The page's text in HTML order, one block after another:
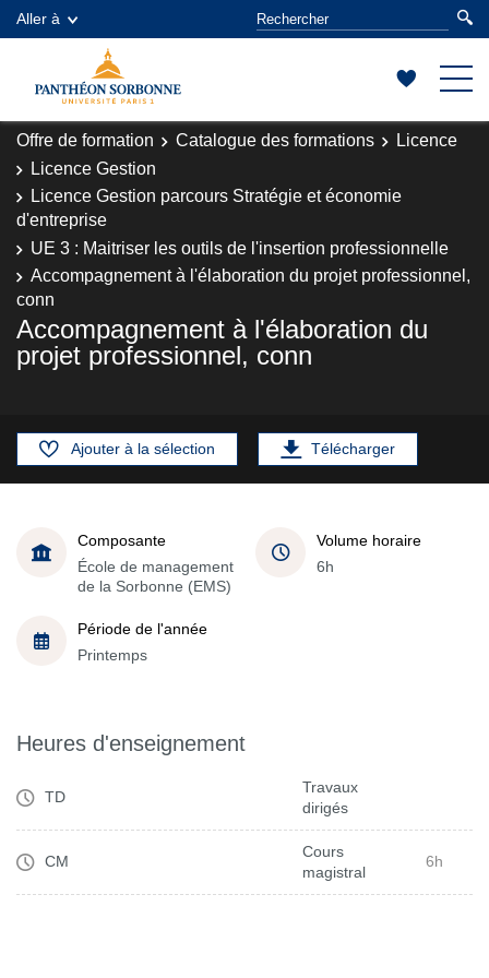
Aller à
Offre de formation Catalogue des formations
Licence
Licence Gestion
Licence Gestion parcours Stratégie et économie
d'entreprise
UE 3 : Maitriser les outils de l'insertion professionnelle
Accompagnement à l'élaboration du projet professionnel,
conn
Accompagnement à l'élaboration du
projet professionnel, conn
Ajouter à la sélection Télécharger
Composante
École de management
de la Sorbonne (EMS)
Volume horaire
6h
Période de l'année
Printemps
Heures d'enseignement
TD
Travaux
dirigés
CM
Cours
magistral
6h